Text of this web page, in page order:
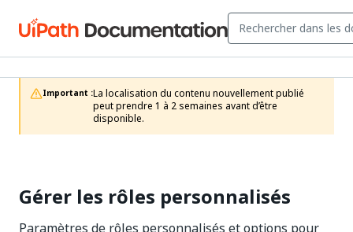
Important :La localisation du contenu nouvellement publié
peut prendre 1 à 2 semaines avant d’être
disponible.
Gérer les rôles personnalisés
Paramètres de rôles personnalisés et options pour